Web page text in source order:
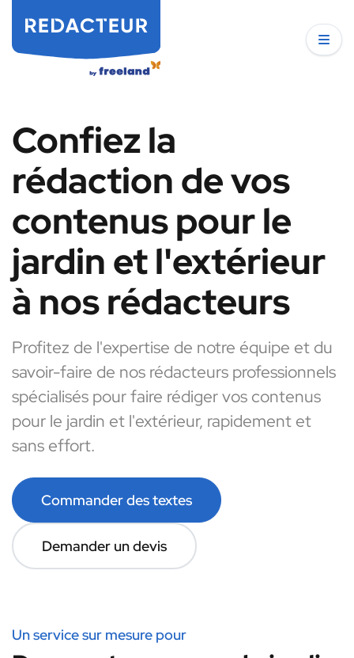
Confiez la
rédaction de vos
contenus pour le
jardin et l'extérieur
à nos rédacteurs
Profitez de l'expertise de notre équipe et du
savoir-faire de nos rédacteurs professionnels
spécialisés pour faire rédiger vos contenus
pour le jardin et l'extérieur, rapidement et
sans effort.
Commander des textes
Demander un devis
Un service sur mesure pour